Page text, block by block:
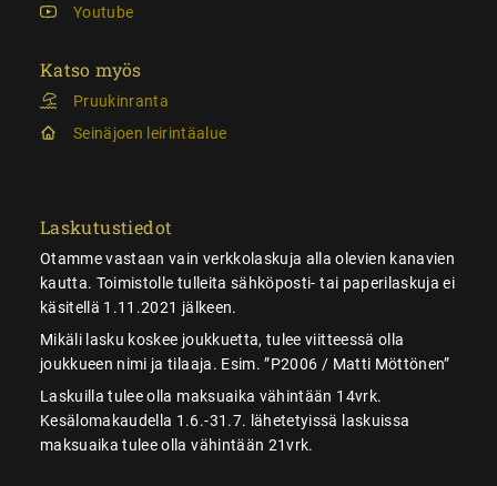
Youtube
Katso myös
Pruukinranta
Seinäjoen leirintäalue
Laskutustiedot
Otamme vastaan vain verkkolaskuja alla olevien kanavien
kautta. Toimistolle tulleita sähköposti- tai paperilaskuja ei
käsitellä 1.11.2021 jälkeen.
Mikäli lasku koskee joukkuetta, tulee viitteessä olla
joukkueen nimi ja tilaaja. Esim. ”P2006 / Matti Möttönen”
Laskuilla tulee olla maksuaika vähintään 14vrk.
Kesälomakaudella 1.6.-31.7. lähetetyissä laskuissa
maksuaika tulee olla vähintään 21vrk.